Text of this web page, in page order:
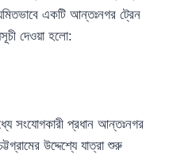
একটি আন্তঃনগর ট্রেন
দেওয়া হলো:
সংযোগকারী প্রধান আন্তঃনগর
উদ্দেশ্যে যাত্রা শুরু